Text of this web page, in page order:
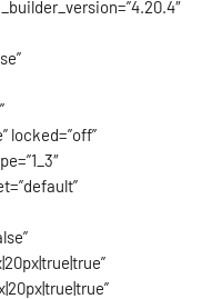
locked=”off”